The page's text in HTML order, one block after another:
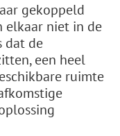
gekoppeld
elkaar niet in de
dat de
een heel
ruimte